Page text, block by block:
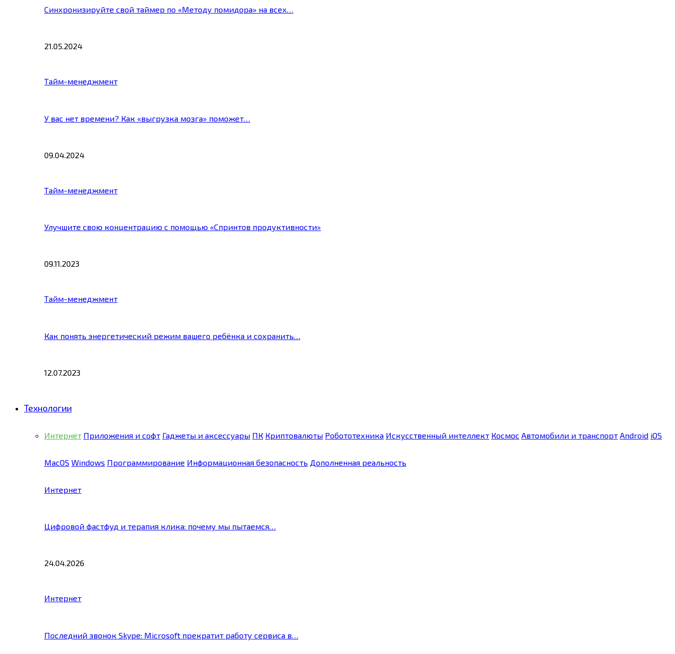
Синхронизируйте свой таймер по «Методу помидора» на всех…
21.05.2024
Тайм-менеджмент
У вас нет времени? Как «выгрузка мозга» поможет…
09.04.2024
Тайм-менеджмент
Улучшите свою концентрацию с помощью «Спринтов продуктивности»
09.11.2023
Тайм-менеджмент
Как понять энергетический режим вашего ребёнка и сохранить…
12.07.2023
Технологии
Интернет Приложения и софт Гаджеты и аксессуары ПК Криптовалюты Робототехника Искусственный интеллект Космос Автомобили и транспорт Android iOS
MacOS Windows Программирование Информационная безопасность Дополненная реальность
Интернет
Цифровой фастфуд и терапия клика: почему мы пытаемся…
24.04.2026
Интернет
Последний звонок Skype: Microsoft прекратит работу сервиса в…